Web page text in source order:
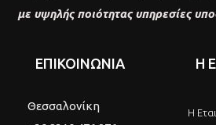
με υψηλής ποιότητας υπηρεσίες
ΕΠΙΚΟΙΝΩΝΙΑ
Θεσσαλονίκη
Η
Η